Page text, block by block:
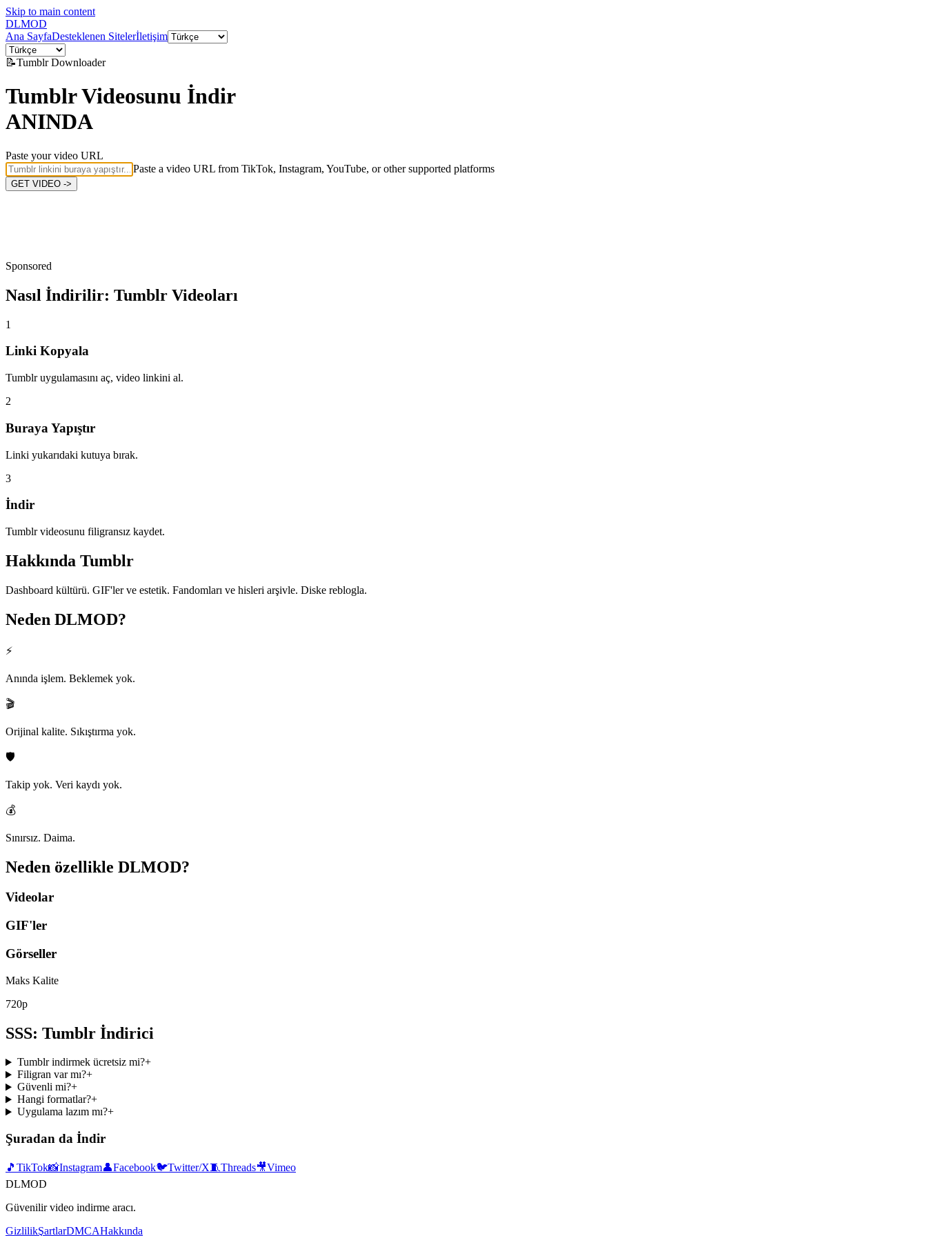
Skip to main content
DLMOD
Ana SayfaDesteklenen Sitelerİletişim
📝TumblrDownloader
Tumblr Videosunu İndir
ANINDA
Paste your video URL
Paste a video URL from TikTok, Instagram, YouTube, or other supported platforms
GET VIDEO ->
Sponsored
Nasıl İndirilir: Tumblr Videoları
1
Linki Kopyala
Tumblr uygulamasını aç, video linkini al.
2
Buraya Yapıştır
Linki yukarıdaki kutuya bırak.
3
İndir
Tumblr videosunu filigransız kaydet.
Hakkında Tumblr
Dashboard kültürü. GIF'ler ve estetik. Fandomları ve hisleri arşivle. Diske reblogla.
Neden DLMOD?
⚡
Anında işlem. Beklemek yok.
🎬
Orijinal kalite. Sıkıştırma yok.
🛡️
Takip yok. Veri kaydı yok.
💰
Sınırsız. Daima.
Neden özellikle DLMOD?
Videolar
GIF'ler
Görseller
Maks Kalite
720p
SSS: Tumblr İndirici
Tumblr indirmek ücretsiz mi?+
Filigran var mı?+
Güvenli mi?+
Hangi formatlar?+
Uygulama lazım mı?+
Şuradan da İndir
🎵 TikTok📸Instagram👤Facebook🐦Twitter/X🧵Threads🎥Vimeo
DLMOD
Güvenilir video indirme aracı.
GizlilikŞartlarDMCAHakkında